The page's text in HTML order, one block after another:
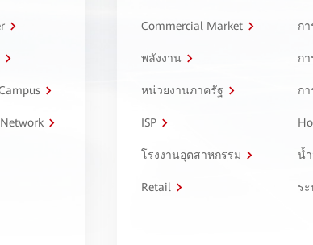
Commercial Market ก
พลังงาน กา
หน่วยงานภาครัฐ ก
ISP
โรงงานอุตสาหกรรม น้
Retail ร